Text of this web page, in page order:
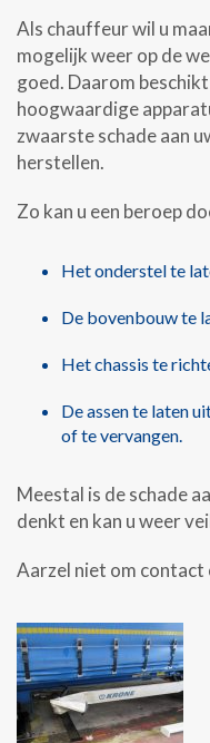
Als chauffeur wil u
mogelijk weer op de
goed. Daarom
hoogwaardige
zwaarste schade aan
herstellen.
Zo kan u een beroep
Het onderstel te
De bovenbouw te
Het chassis te
De assen te laten
of te vervangen.
Meestal is de schade
denkt en kan u weer
Aarzel niet om contact